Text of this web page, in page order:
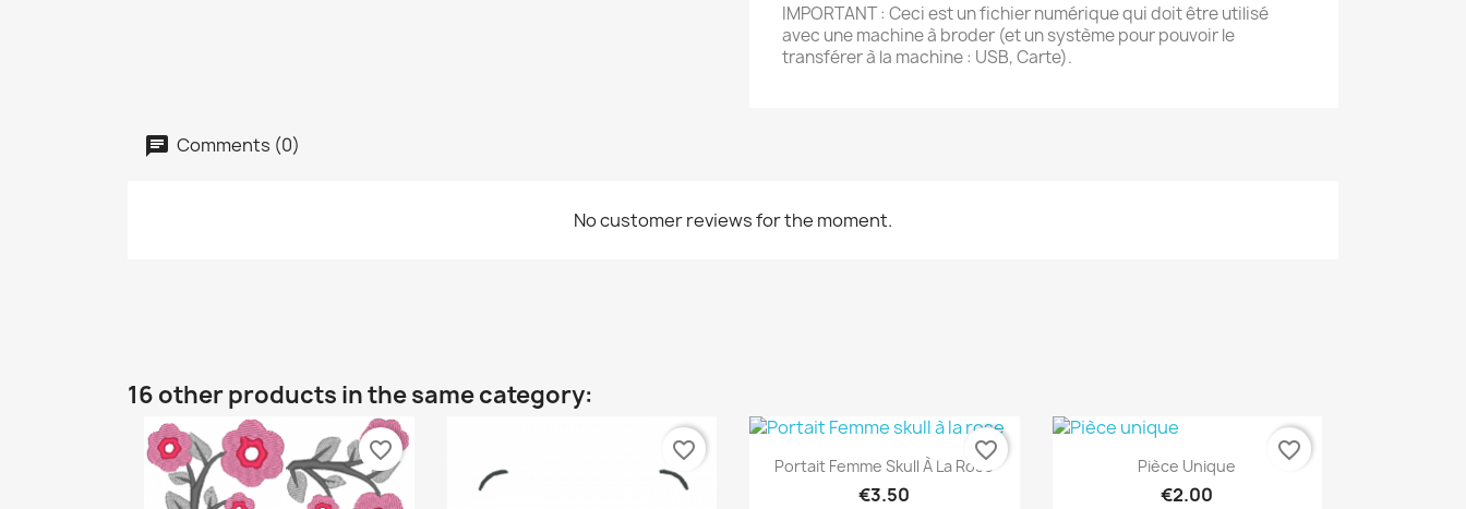
IMPORTANT : Ceci est un fichier numérique qui doit être utilisé
avec une machine à broder (et un système pour pouvoir le
transférer à la machine : USB, Carte).
Comments (0)
No customer reviews for the moment.
16 other products in the same category:
favorite_border favorite_border Quick view
Portait Femme Skull À La Rose
€3.50
favorite_border Quick view
Pièce Unique
€2.00
favorite_border